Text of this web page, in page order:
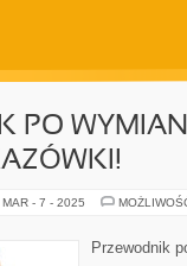
PO
MAR - 7 - 2025
Przewodnik